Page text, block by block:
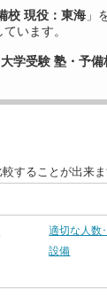
校 現役：東海 」
います。
大学受験 塾・予
することが出来ま
適切な人数
設備